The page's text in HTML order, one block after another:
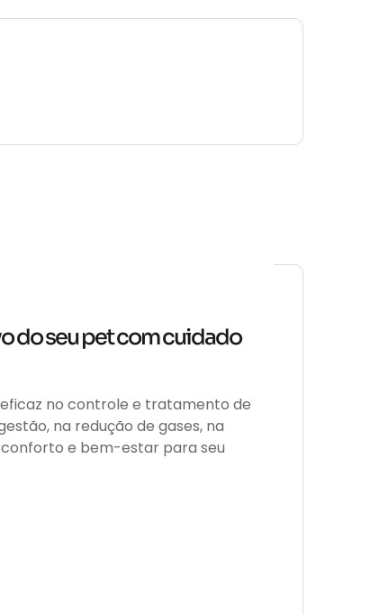
do seu pet com cuidado
no controle e tratamento de
na redução de gases, na
e bem-estar para seu